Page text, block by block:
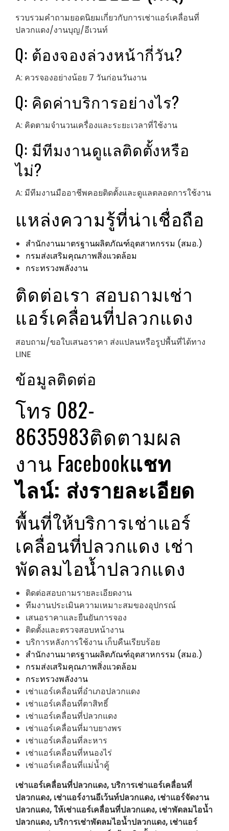
รวบรวมคำถามยอดนิยมเกี่ยวกับการเช่าแอร์เคลื่อนที่
ปลวกแดง/งานบุญ/อีเวนท์
Q: ต้องจองล่วงหน้ากี่วัน?
A: ควรจองอย่างน้อย 7 วันก่อนวันงาน
Q: คิดค่าบริการอย่างไร?
A: คิดตามจำนวนเครื่องและระยะเวลาที่ใช้งาน
Q: มีทีมงานดูแลติดตั้งหรือ
ไม่?
A: มีทีมงานมืออาชีพคอยติดตั้งและดูแลตลอดการใช้งาน
แหล่งความรู้ที่น่าเชื่อถือ
สำนักงานมาตรฐานผลิตภัณฑ์อุตสาหกรรม (สมอ.)
กรมส่งเสริมคุณภาพสิ่งแวดล้อม
กระทรวงพลังงาน
ติดต่อเรา สอบถามเช่า
แอร์เคลื่อนที่ปลวกแดง
สอบถาม/ขอใบเสนอราคา ส่งแปลนหรือรูปพื้นที่ได้ทาง
LINE
ข้อมูลติดต่อ
โทร 082-
8635983ติดตามผล
งาน Facebookแชท
ไลน์: ส่งรายละเอียด
พื้นที่ให้บริการเช่าแอร์
เคลื่อนที่ปลวกแดง เช่า
พัดลมไอน้ำปลวกแดง
ติดต่อสอบถามรายละเอียดงาน
ทีมงานประเมินความเหมาะสมของอุปกรณ์
เสนอราคาและยืนยันการจอง
ติดตั้งและตรวจสอบหน้างาน
บริการหลังการใช้งาน เก็บคืนเรียบร้อย
สำนักงานมาตรฐานผลิตภัณฑ์อุตสาหกรรม (สมอ.)
กรมส่งเสริมคุณภาพสิ่งแวดล้อม
กระทรวงพลังงาน
เช่าแอร์เคลื่อนที่อำเภอปลวกแดง
เช่าแอร์เคลื่อนที่ตาสิทธิ์
เช่าแอร์เคลื่อนที่ปลวกแดง
เช่าแอร์เคลื่อนที่มาบยางพร
เช่าแอร์เคลื่อนที่ละหาร
เช่าแอร์เคลื่อนที่หนองไร่
เช่าแอร์เคลื่อนที่แม่น้ำคู้
เช่าแอร์เคลื่อนที่ปลวกแดง, บริการเช่าแอร์เคลื่อนที่
ปลวกแดง, เช่าแอร์งานอีเว้นท์ปลวกแดง, เช่าแอร์จัดงาน
ปลวกแดง, ให้เช่าแอร์เคลื่อนที่ปลวกแดง, เช่าพัดลมไอน้ำ
ปลวกแดง, บริการเช่าพัดลมไอน้ำปลวกแดง, เช่าแอร์